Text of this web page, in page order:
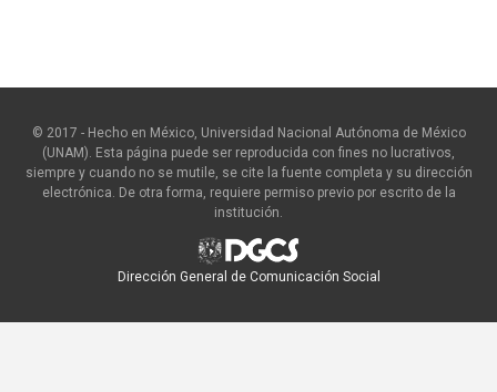
© 2017 - Hecho en México, Universidad Nacional Autónoma de México
(UNAM). Esta página puede ser reproducida con fines no lucrativos,
siempre y cuando no se mutile, se cite la fuente completa y su dirección
electrónica. De otra forma, requiere permiso previo por escrito de la
institución.
Dirección General de Comunicación Social